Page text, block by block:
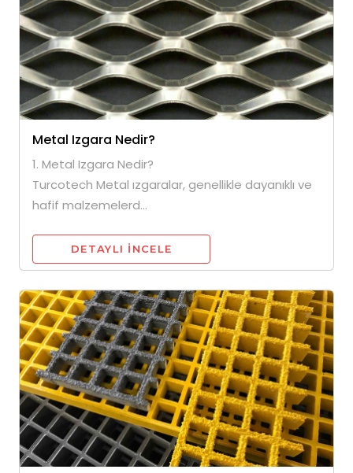
Metal Izgara Nedir?
1. Metal Izgara Nedir?
Turcotech Metal ızgaralar, genellikle dayanıklı ve
hafif malzemelerd...
DETAYLI INCELE